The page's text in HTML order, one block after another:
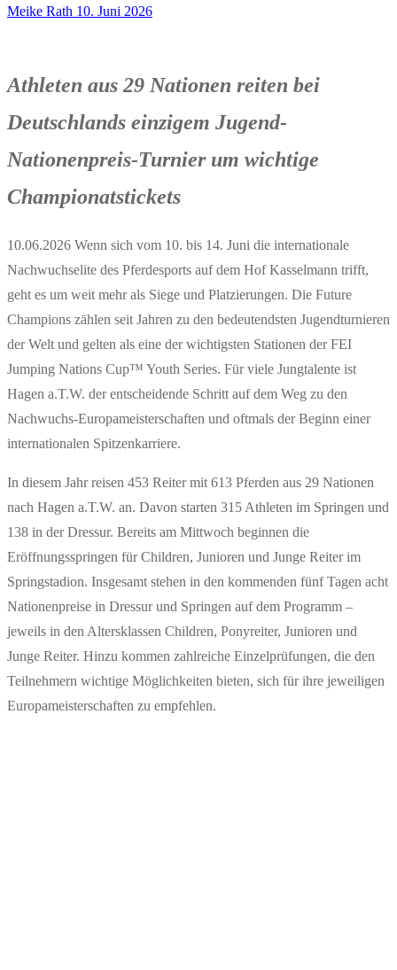
Meike Rath 10. Juni 2026
Athleten aus 29 Nationen reiten bei
Deutschlands einzigem Jugend-
Nationenpreis-Turnier um wichtige
Championatstickets
10.06.2026 Wenn sich vom 10. bis 14. Juni die internationale
Nachwuchselite des Pferdesports auf dem Hof Kasselmann trifft,
geht es um weit mehr als Siege und Platzierungen. Die Future
Champions zählen seit Jahren zu den bedeutendsten Jugendturnieren
der Welt und gelten als eine der wichtigsten Stationen der FEI
Jumping Nations Cup™ Youth Series. Für viele Jungtalente ist
Hagen a.T.W. der entscheidende Schritt auf dem Weg zu den
Nachwuchs-Europameisterschaften und oftmals der Beginn einer
internationalen Spitzenkarriere.
In diesem Jahr reisen 453 Reiter mit 613 Pferden aus 29 Nationen
nach Hagen a.T.W. an. Davon starten 315 Athleten im Springen und
138 in der Dressur. Bereits am Mittwoch beginnen die
Eröffnungsspringen für Children, Junioren und Junge Reiter im
Springstadion. Insgesamt stehen in den kommenden fünf Tagen acht
Nationenpreise in Dressur und Springen auf dem Programm –
jeweils in den Altersklassen Children, Ponyreiter, Junioren und
Junge Reiter. Hinzu kommen zahlreiche Einzelprüfungen, die den
Teilnehmern wichtige Möglichkeiten bieten, sich für ihre jeweiligen
Europameisterschaften zu empfehlen.